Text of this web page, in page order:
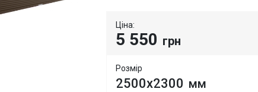
Ціна:
5 550 грн
Розмір
2500х2300 мм